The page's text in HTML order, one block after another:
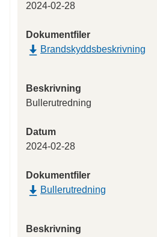
2024-02-28
Dokumentfiler
Brandskyddsbeskrivning
Beskrivning
Bullerutredning
Datum
2024-02-28
Dokumentfiler
Bullerutredning
Beskrivning